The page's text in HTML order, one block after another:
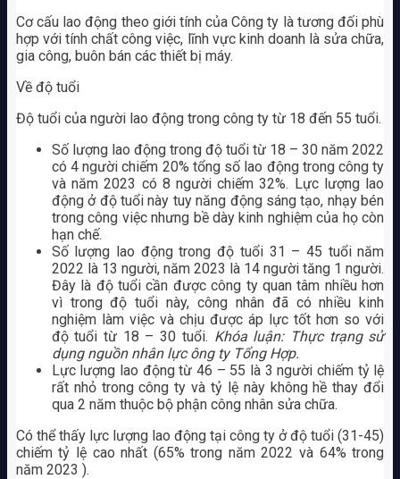
Cơ cấu lao động theo giới tính của Công ty là tương đối phù
hợp với tính chất công việc, lĩnh vực kinh doanh là sửa chữa,
gia công, buôn bán các thiết bị máy.
Về độ tuổi
Độ tuổi của người lao động trong công ty từ 18 đến 55 tuổi.
Số lượng lao động trong độ tuổi từ 18 – 30 năm 2022
có 4 người chiếm 20% tổng số lao động trong công ty
và năm 2023 có 8 người chiếm 32%. Lực lượng lao
động ở độ tuổi này tuy năng động sáng tạo, nhạy bén
trong công việc nhưng bề dày kinh nghiệm của họ còn
hạn chế.
Số lượng lao động trong độ tuổi 31 – 45 tuổi năm
2022 là 13 người, năm 2023 là 14 người tăng 1 người.
Đây là độ tuổi cần được công ty quan tâm nhiều hơn
vì trong độ tuổi này, công nhân đã có nhiều kinh
nghiệm làm việc và chịu được áp lực tốt hơn so với
độ tuổi từ 18 – 30 tuổi. Khóa luận: Thực trạng sử
dụng nguồn nhân lực ông ty Tổng Hợp.
Lực lượng lao động từ 46 – 55 là 3 người chiếm tỷ lệ
rất nhỏ trong công ty và tỷ lệ này không hề thay đổi
qua 2 năm thuộc bộ phận công nhân sửa chữa.
Có thể thấy lực lượng lao động tại công ty ở độ tuổi (31-45)
chiếm tỷ lệ cao nhất (65% trong năm 2022 và 64% trong
năm 2023 ).